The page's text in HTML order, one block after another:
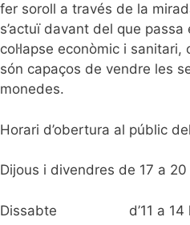
fer soroll a través de la
s’actuï davant del que
col·lapse econòmic i
són capaços de vendre les
monedes.
Horari d’obertura al públic
Dijous i divendres de 17 a 20
Dissabte d’11 a 14